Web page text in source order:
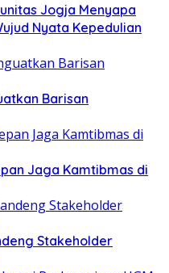
Jogja Menyapa
Nyata Kepedulian
Barisan
Jaga Kamtibmas di
Stakeholder